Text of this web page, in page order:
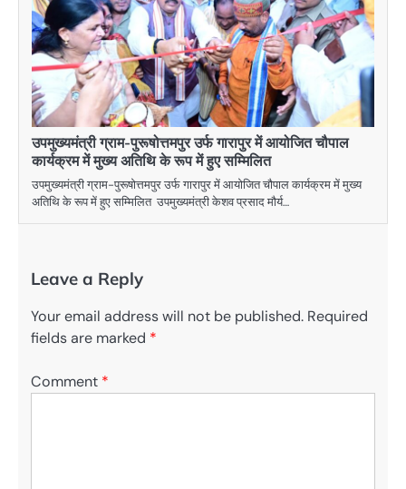
उपमुख्यमंत्री ग्राम-पुरूषोत्तमपुर उर्फ गारापुर में आयोजित चौपाल
कार्यक्रम में मुख्य अतिथि के रूप में हुए सम्मिलित
उपमुख्यमंत्री ग्राम-पुरूषोत्तमपुर उर्फ गारापुर में आयोजित चौपाल कार्यक्रम में मुख्य
अतिथि के रूप में हुए सम्मिलित उपमुख्यमंत्री केशव प्रसाद मौर्य…
Leave a Reply
Your email address will not be published. Required
fields are marked *
Comment *